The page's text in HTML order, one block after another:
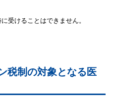
受けることはできません。
税制の対象となる医